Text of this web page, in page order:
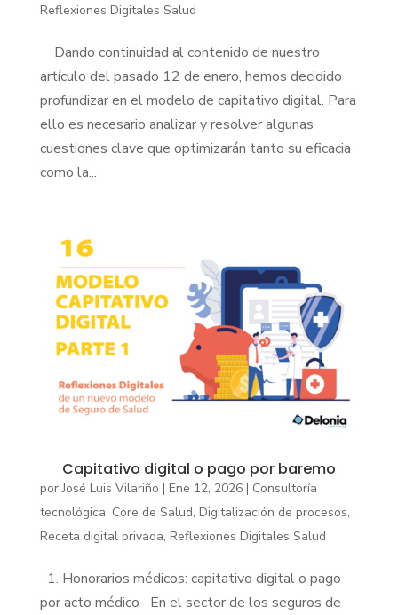
Reflexiones Digitales Salud
Dando continuidad al contenido de nuestro
artículo del pasado 12 de enero, hemos decidido
profundizar en el modelo de capitativo digital. Para
ello es necesario analizar y resolver algunas
cuestiones clave que optimizarán tanto su eficacia
como la...
Capitativo digital o pago por baremo
porJosé Luis Vilariño | Ene 12, 2026| Consultoría
tecnológica, Core de Salud, Digitalización de procesos,
Receta digital privada, Reflexiones Digitales Salud
1. Honorarios médicos: capitativo digital o pago
por acto médico En el sector de los seguros de